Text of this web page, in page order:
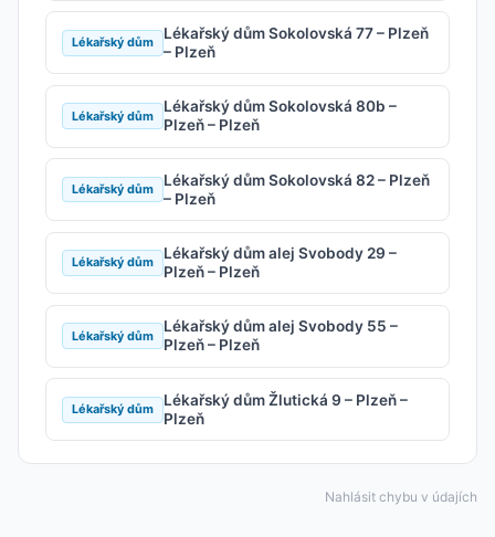
Lékařský dům
Lékařský dům Sokolovská 77 – Plzeň
– Plzeň
Lékařský dům
Lékařský dům Sokolovská 80b –
Plzeň – Plzeň
Lékařský dům
Lékařský dům Sokolovská 82 – Plzeň
– Plzeň
Lékařský dům
Lékařský dům alej Svobody 29 –
Plzeň – Plzeň
Lékařský dům
Lékařský dům alej Svobody 55 –
Plzeň – Plzeň
Lékařský dům
Lékařský dům Žlutická 9 – Plzeň –
Plzeň
Nahlásit chybu v údajích